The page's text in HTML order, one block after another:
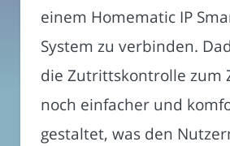
einem Homematic IP
System zu verbinden.
die Zutrittskontrolle zum
noch einfacher und
gestaltet, was den